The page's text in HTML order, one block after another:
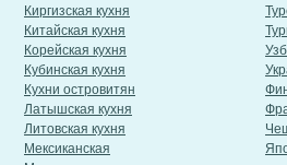
Киргизская кухня
Китайская кухня
Корейская кухня
Кубинская кухня
Кухни островитян
Латышская кухня
Литовская кухня
Мексиканская